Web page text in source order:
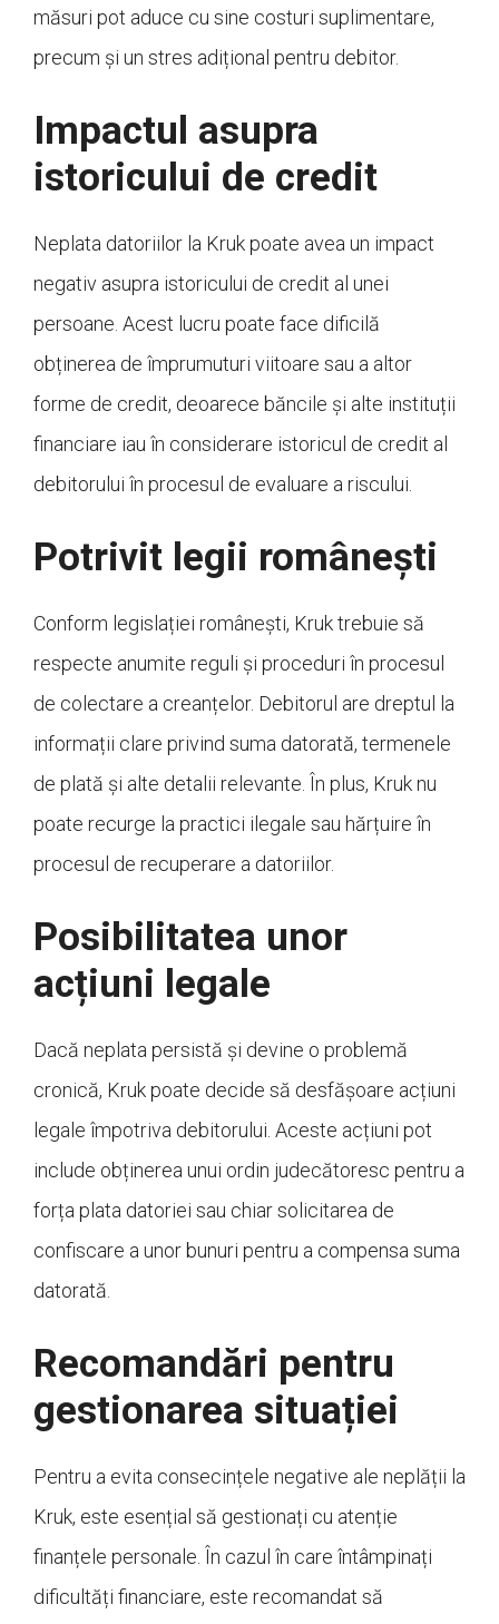
măsuri pot aduce cu sine costuri suplimentare,
precum și un stres adițional pentru debitor.
Impactul asupra
istoricului de credit
Neplata datoriilor la Kruk poate avea un impact
negativ asupra istoricului de credit al unei
persoane. Acest lucru poate face dificilă
obținerea de împrumuturi viitoare sau a altor
forme de credit, deoarece băncile și alte instituții
financiare iau în considerare istoricul de credit al
debitorului în procesul de evaluare a riscului.
Potrivit legii românești
Conform legislației românești, Kruk trebuie să
respecte anumite reguli și proceduri în procesul
de colectare a creanțelor. Debitorul are dreptul la
informații clare privind suma datorată, termenele
de plată și alte detalii relevante. În plus, Kruk nu
poate recurge la practici ilegale sau hărțuire în
procesul de recuperare a datoriilor.
Posibilitatea unor
acțiuni legale
Dacă neplata persistă și devine o problemă
cronică, Kruk poate decide să desfășoare acțiuni
legale împotriva debitorului. Aceste acțiuni pot
include obținerea unui ordin judecătoresc pentru a
forța plata datoriei sau chiar solicitarea de
confiscare a unor bunuri pentru a compensa suma
datorată.
Recomandări pentru
gestionarea situației
Pentru a evita consecințele negative ale neplății la
Kruk, este esențial să gestionați cu atenție
finanțele personale. În cazul în care întâmpinați
dificultăți financiare, este recomandat să